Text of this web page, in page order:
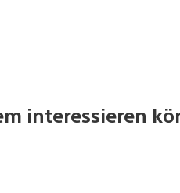
interessieren